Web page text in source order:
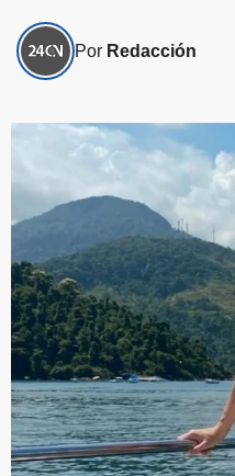
Por Redacción